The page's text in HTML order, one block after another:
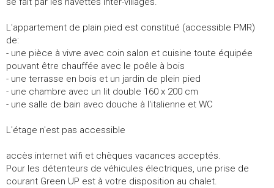
L'appartement de plain pied est constitué (accessible PMR)
de:
- une pièce à vivre avec coin salon et cuisine toute équipée
pouvant être chauffée avec le poêle à bois
- une terrasse en bois et un jardin de plein pied
- une chambre avec un lit double 160 x 200 cm
- une salle de bain avec douche à l'italienne et WC
L'étage n'est pas accessible
accès internet wifi et chèques vacances acceptés.
Pour les détenteurs de véhicules électriques, une prise de
courant Green UP est à votre disposition au chalet.